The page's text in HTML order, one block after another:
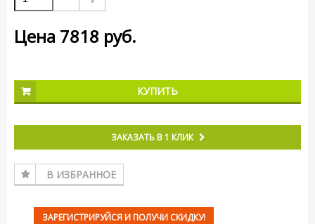
Цена 7818 руб.
КУПИТЬ
ЗАКАЗАТЬ В 1 КЛИК
В ИЗБРАННОЕ
ЗАРЕГИСТРИРУЙСЯ И ПОЛУЧИ СКИДКУ!